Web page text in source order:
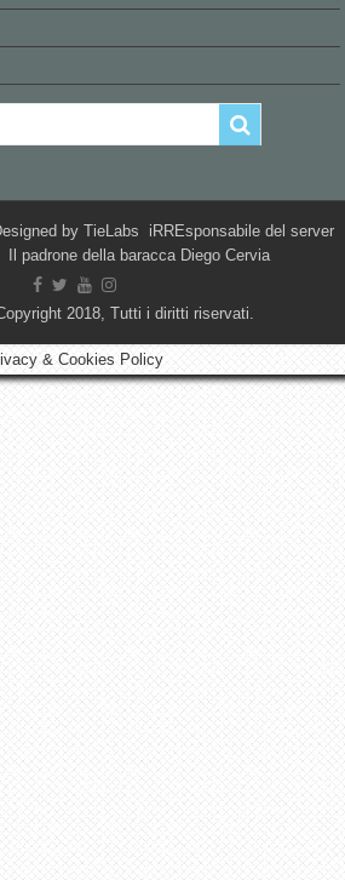
by TieLabs iRREsponsabile del server
padrone della baracca Diego Cervia
2018, Tutti i diritti riservati.
& Cookies Policy